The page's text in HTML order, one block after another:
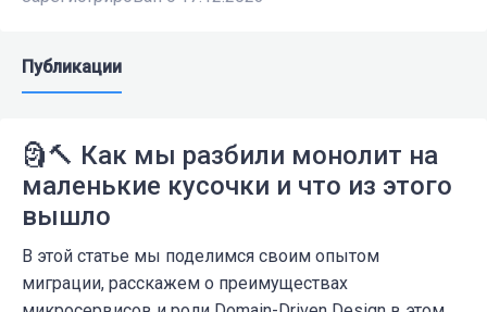
Публикации
🗿🔨 Как мы разбили монолит на
маленькие кусочки и что из этого
вышло
В этой статье мы поделимся своим опытом
миграции, расскажем о преимуществах